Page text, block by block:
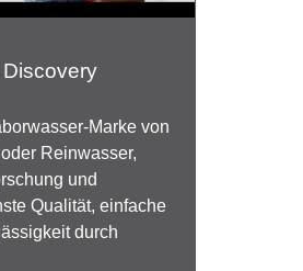
Marke von
Reinwasser,
und
Qualität, einfache
durch